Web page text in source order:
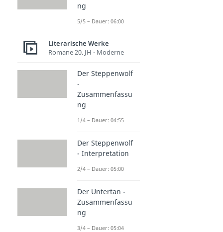
ng
5/5 – Dauer: 06:00
Literarische Werke
Romane 20. JH - Moderne
Der Steppenwolf
-
Zusammenfassu
ng
1/4 – Dauer: 04:55
Der Steppenwolf
- Interpretation
2/4 – Dauer: 05:00
Der Untertan -
Zusammenfassu
ng
3/4 – Dauer: 05:04